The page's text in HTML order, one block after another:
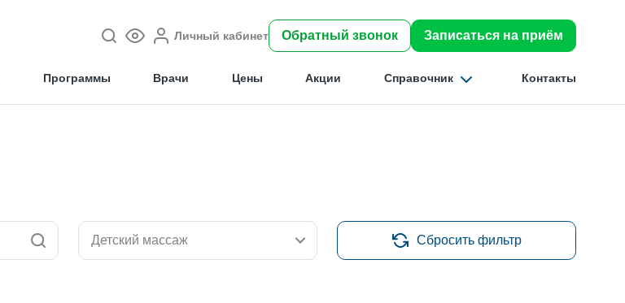
Личный кабинет Обратный звонок Записаться на приём
Программы Врачи Цены Акции Справочник Контакты
Детский массаж Сбросить фильтр